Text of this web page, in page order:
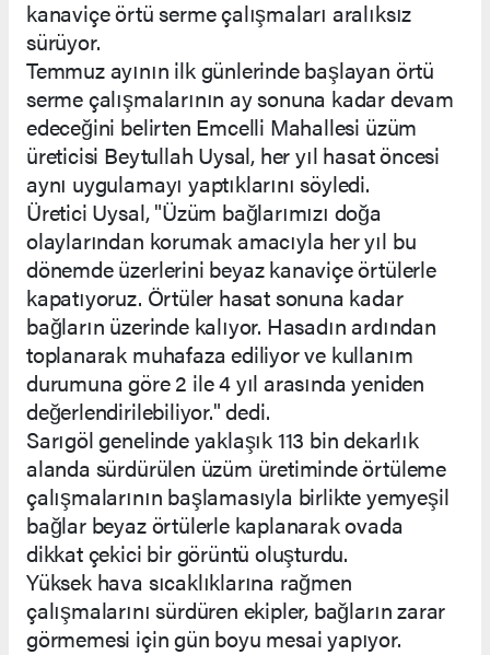
kanaviçe örtü serme çalışmaları aralıksız
sürüyor.
Temmuz ayının ilk günlerinde başlayan örtü
serme çalışmalarının ay sonuna kadar devam
edeceğini belirten Emcelli Mahallesi üzüm
üreticisi Beytullah Uysal, her yıl hasat öncesi
aynı uygulamayı yaptıklarını söyledi.
Üretici Uysal, "Üzüm bağlarımızı doğa
olaylarından korumak amacıyla her yıl bu
dönemde üzerlerini beyaz kanaviçe örtülerle
kapatıyoruz. Örtüler hasat sonuna kadar
bağların üzerinde kalıyor. Hasadın ardından
toplanarak muhafaza ediliyor ve kullanım
durumuna göre 2 ile 4 yıl arasında yeniden
değerlendirilebiliyor." dedi.
Sarıgöl genelinde yaklaşık 113 bin dekarlık
alanda sürdürülen üzüm üretiminde örtüleme
çalışmalarının başlamasıyla birlikte yemyeşil
bağlar beyaz örtülerle kaplanarak ovada
dikkat çekici bir görüntü oluşturdu.
Yüksek hava sıcaklıklarına rağmen
çalışmalarını sürdüren ekipler, bağların zarar
görmemesi için gün boyu mesai yapıyor.